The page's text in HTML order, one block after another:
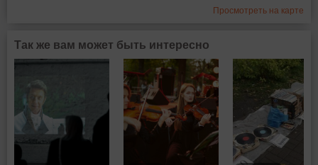
Просмотреть на карте
Так же вам может быть интересно